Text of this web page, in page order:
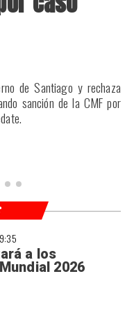
de Santiago y rechaza
sanción de la CMF por
a los
2026